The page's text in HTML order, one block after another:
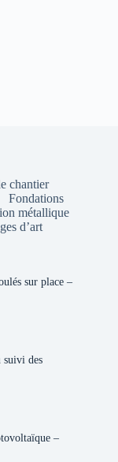
chantier
Fondations
métallique
d’art
sur place –
des
–